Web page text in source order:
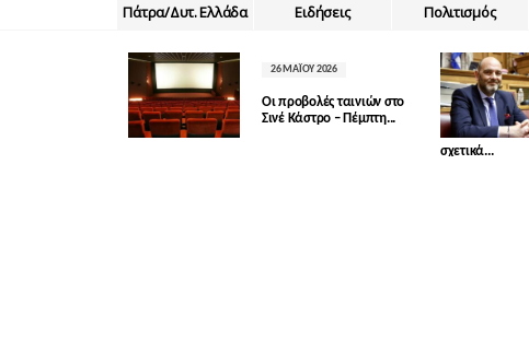
Πάτρα/Δυτ. Ελλάδα Ειδήσεις Πολιτισμός
26 ΜΑΪ́ΟΥ 2026
Οι προβολές ταινιών στο
Σινέ Κάστρο – Πέμπτη...
σχετικά...